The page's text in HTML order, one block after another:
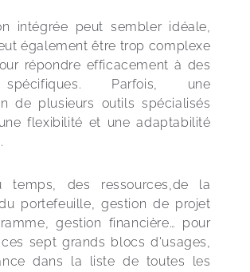
intégrée peut sembler idéale,
également être trop complexe
répondre efficacement à des
Parfois, une
de plusieurs outils spécialisés
flexibilité et une adaptabilité
temps, des ressources,de la
portefeuille, gestion de projet
gestion financière… pour
sept grands blocs d'usages,
dans la liste de toutes les